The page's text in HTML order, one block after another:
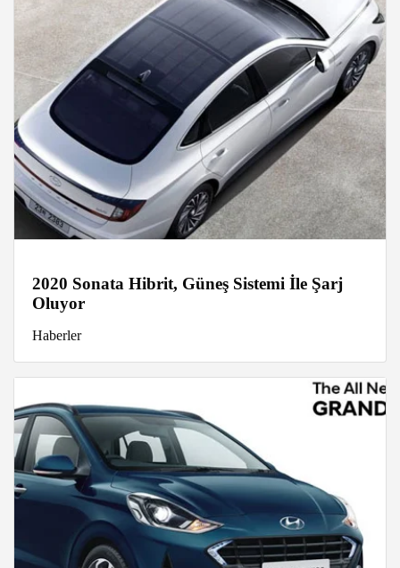
2020 Sonata Hibrit, Güneş Sistemi İle Şarj
Oluyor
Haberler